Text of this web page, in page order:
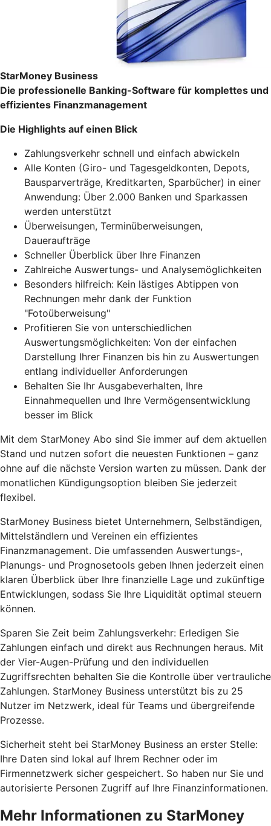
StarMoney Business
Die professionelle Banking-Software für komplettes und
effizientes Finanzmanagement
Die Highlights auf einen Blick
Zahlungsverkehr schnell und einfach abwickeln
Alle Konten (Giro- und Tagesgeldkonten, Depots,
Bausparverträge, Kreditkarten, Sparbücher) in einer
Anwendung: Über 2.000 Banken und Sparkassen
werden unterstützt
Überweisungen, Terminüberweisungen,
Daueraufträge
Schneller Überblick über Ihre Finanzen
Zahlreiche Auswertungs- und Analysemöglichkeiten
Besonders hilfreich: Kein lästiges Abtippen von
Rechnungen mehr dank der Funktion
"Fotoüberweisung"
Profitieren Sie von unterschiedlichen
Auswertungsmöglichkeiten: Von der einfachen
Darstellung Ihrer Finanzen bis hin zu Auswertungen
entlang individueller Anforderungen
Behalten Sie Ihr Ausgabeverhalten, Ihre
Einnahmequellen und Ihre Vermögensentwicklung
besser im Blick
Mit dem StarMoney Abo sind Sie immer auf dem aktuellen
Stand und nutzen sofort die neuesten Funktionen – ganz
ohne auf die nächste Version warten zu müssen. Dank der
monatlichen Kündigungsoption bleiben Sie jederzeit
flexibel.
StarMoney Business bietet Unternehmern, Selbständigen,
Mittelständlern und Vereinen ein effizientes
Finanzmanagement. Die umfassenden Auswertungs-,
Planungs- und Prognosetools geben Ihnen jederzeit einen
klaren Überblick über Ihre finanzielle Lage und zukünftige
Entwicklungen, sodass Sie Ihre Liquidität optimal steuern
können.
Sparen Sie Zeit beim Zahlungsverkehr: Erledigen Sie
Zahlungen einfach und direkt aus Rechnungen heraus. Mit
der Vier-Augen-Prüfung und den individuellen
Zugriffsrechten behalten Sie die Kontrolle über vertrauliche
Zahlungen. StarMoney Business unterstützt bis zu 25
Nutzer im Netzwerk, ideal für Teams und übergreifende
Prozesse.
Sicherheit steht bei StarMoney Business an erster Stelle:
Ihre Daten sind lokal auf Ihrem Rechner oder im
Firmennetzwerk sicher gespeichert. So haben nur Sie und
autorisierte Personen Zugriff auf Ihre Finanzinformationen.
Mehr Informationen zu StarMoney